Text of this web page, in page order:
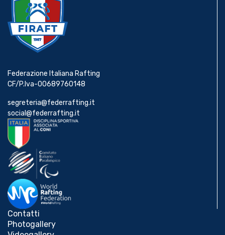
Federazione Italiana Rafting
CF/P.Iva-00689760148
segreteria@federrafting.it
social@federrafting.it
Contatti
Photogallery